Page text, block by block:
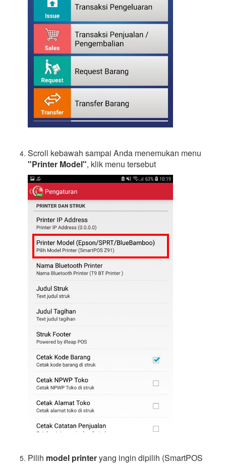
Scroll kebawah sampai Anda menemukan menu
"Printer Model", klik menu tersebut
Pilih model printeryang ingin dipilih (SmartPOS